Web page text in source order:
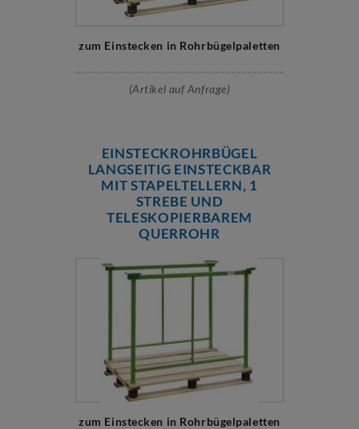
zum Einstecken in Rohrbügelpaletten
(Artikel auf Anfrage)
EINSTECKROHRBÜGEL
LANGSEITIG EINSTECKBAR
MIT STAPELTELLERN, 1
STREBE UND
TELESKOPIERBAREM
QUERROHR
zum Einstecken in Rohrbügelpaletten